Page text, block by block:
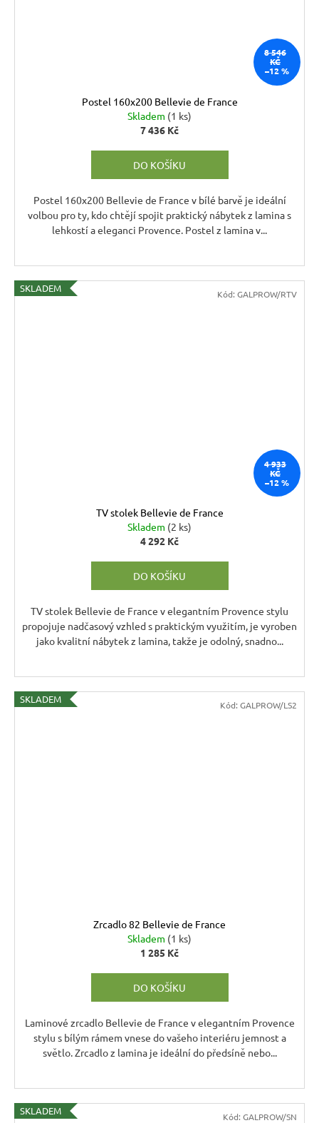
8 546
KČ
–12 %
Postel 160x200 Bellevie de France
Skladem (1 ks)
7 436 Kč
DO KOŠÍKU
Postel 160x200 Bellevie de France v bílé barvě je ideální
volbou pro ty, kdo chtějí spojit praktický nábytek z lamina s
lehkostí a eleganci Provence. Postel z lamina v...
SKLADEM
4 933
KČ
–12 %
TV stolek Bellevie de France
Skladem (2 ks)
4 292 Kč
DO KOŠÍKU
TV stolek Bellevie de France v elegantním Provence stylu
propojuje nadčasový vzhled s praktickým využitím, je vyroben
jako kvalitní nábytek z lamina, takže je odolný, snadno...
Kód: GALPROW/RTV
SKLADEM
Zrcadlo 82 Bellevie de France
Skladem (1 ks)
1 285 Kč
DO KOŠÍKU
Laminové zrcadlo Bellevie de France v elegantním Provence
stylu s bílým rámem vnese do vašeho interiéru jemnost a
světlo. Zrcadlo z lamina je ideální do předsíně nebo...
Kód: GALPROW/LS2
SKLADEM Kód: GALPROW/SN